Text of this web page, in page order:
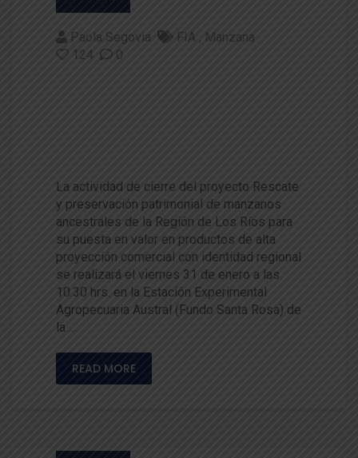
Paola Segovia FIA
Manzana
124
0
La actividad de cierre del proyecto Rescate
y preservación patrimonial de manzanos
ancestrales de la Región de Los Ríos para
su puesta en valor en productos de alta
proyección comercial con identidad regional
se realizará el viernes 31 de enero a las
10.30 hrs. en la Estación Experimental
Agropecuaria Austral (Fundo Santa Rosa) de
la …
READ MORE